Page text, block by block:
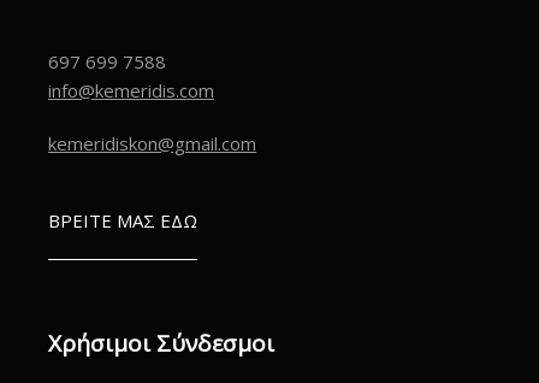
697 699 7588
info@kemeridis.com
kemeridiskon@gmail.com
ΒΡΕΙΤΕ ΜΑΣ ΕΔΩ
Χρήσιμοι Σύνδεσμοι